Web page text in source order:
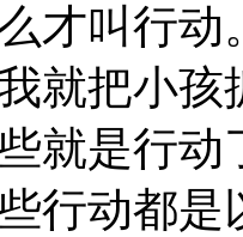
才叫行动
就把小孩
就是行动
行动都是